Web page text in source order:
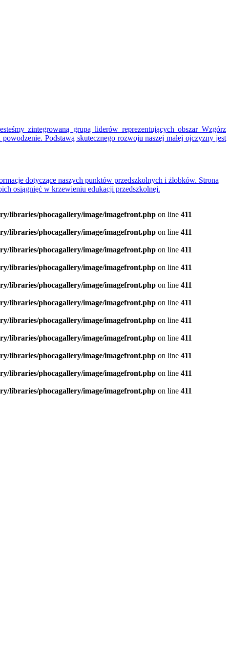
zintegrowaną grupą liderów reprezentujących obszar Wzgórz
Podstawą skutecznego rozwoju naszej małej ojczyzny jest
dotyczące naszych punktów przedszkolnych i żłobków. Strona
osiągnięć w krzewieniu edukacji przedszkolnej.
libraries/phocagallery/image/imagefront.phpon line 411
libraries/phocagallery/image/imagefront.phpon line 411
libraries/phocagallery/image/imagefront.phpon line 411
libraries/phocagallery/image/imagefront.phpon line 411
libraries/phocagallery/image/imagefront.phpon line 411
libraries/phocagallery/image/imagefront.phpon line 411
libraries/phocagallery/image/imagefront.phpon line 411
libraries/phocagallery/image/imagefront.phpon line 411
libraries/phocagallery/image/imagefront.phpon line 411
libraries/phocagallery/image/imagefront.phpon line 411
libraries/phocagallery/image/imagefront.phpon line 411